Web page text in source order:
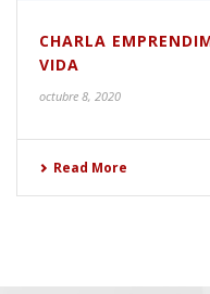
CHARLA
VIDA
octubre 8, 2020
Read More